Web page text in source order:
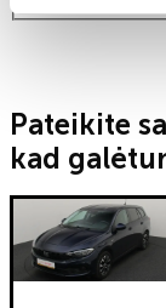
Pateikite
kad